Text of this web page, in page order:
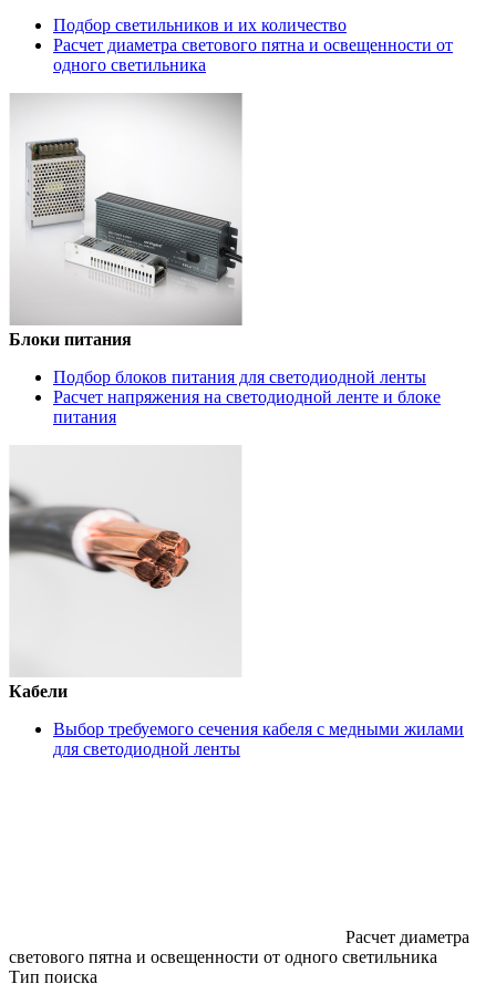
Подбор светильников и их количество
Расчет диаметра светового пятна и освещенности от
одного светильника
Блоки питания
Подбор блоков питания для светодиодной ленты
Расчет напряжения на светодиодной ленте и блоке
питания
Кабели
Выбор требуемого сечения кабеля с медными жилами
для светодиодной ленты
Расчет диаметра
светового пятна и освещенности от одного светильника
Тип поиска